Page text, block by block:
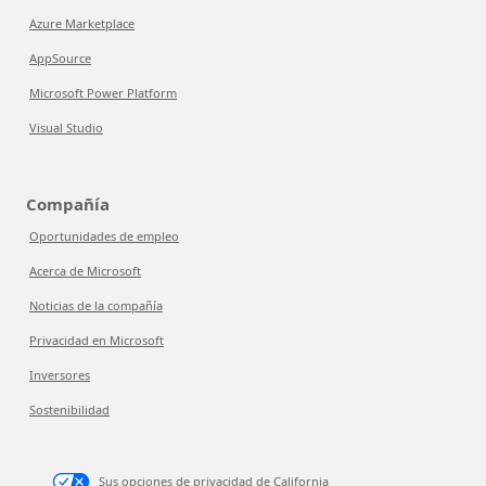
Azure Marketplace
AppSource
Microsoft Power Platform
Visual Studio
Compañía
Oportunidades de empleo
Acerca de Microsoft
Noticias de la compañía
Privacidad en Microsoft
Inversores
Sostenibilidad
Sus opciones de privacidad de California